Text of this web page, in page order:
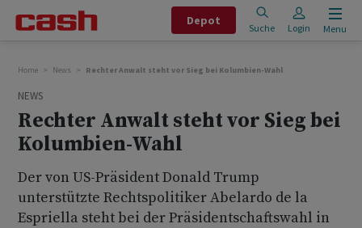
Depot
Suche Login Menu
Home News Rechter Anwalt steht vor Sieg bei Kolumbien-Wahl
NEWS
Rechter Anwalt steht vor Sieg bei
Kolumbien-Wahl
Der von US-Präsident Donald Trump
unterstützte Rechtspolitiker Abelardo de la
Espriella steht bei der Präsidentschaftswahl in